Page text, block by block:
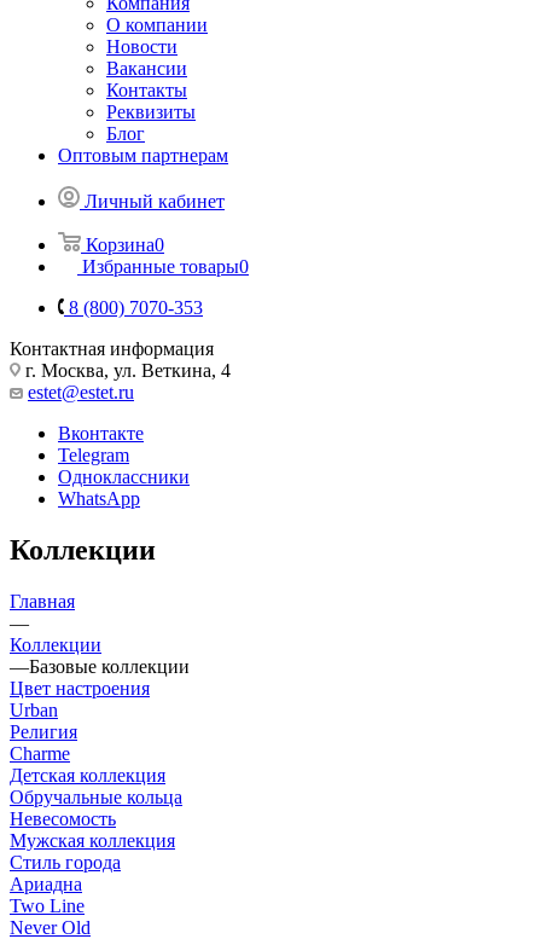
О компании
Новости
Вакансии
Контакты
Реквизиты
Блог
Оптовым партнерам
Личный кабинет
Корзина0
Избранные товары0
8 (800) 7070-353
Контактная информация
г. Москва, ул. Веткина, 4
estet@estet.ru
Вконтакте
Telegram
Одноклассники
WhatsApp
Коллекции
Главная
—
Коллекции
—Базовые коллекции
Цвет настроения
Urban
Религия
Сharme
Детская коллекция
Обручальные кольца
Невесомость
Мужская коллекция
Стиль города
Ариадна
Two Line
Never Old